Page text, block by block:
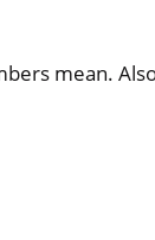
mean.